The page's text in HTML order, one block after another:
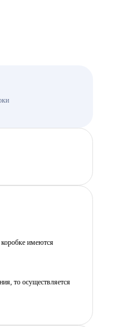
коробке имеются
то осуществляется